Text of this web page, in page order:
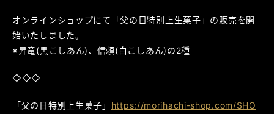
オンラインショップにて「父の日特別上生菓子」の販売を開
始いたしました。
※昇竜(黒こしあん)、信頼(白こしあん)の2種
◇◇◇
「父の日特別上生菓子」 https://morihachi-shop.com/SHO